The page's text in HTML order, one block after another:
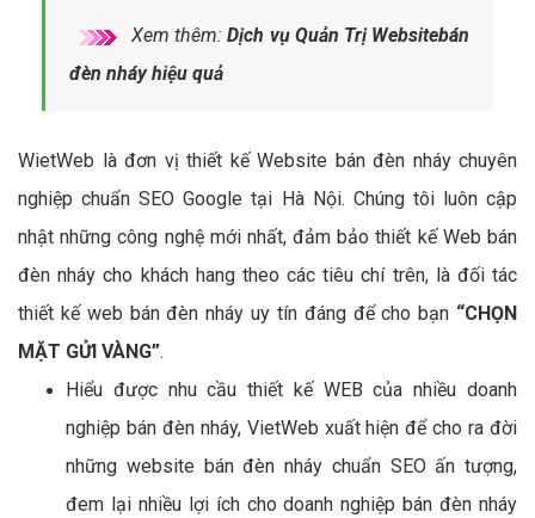
Xem thêm:Dịch vụ Quản Trị Websitebán
đèn nháy hiệu quả
WietWeb là đơn vị thiết kế Website bán đèn nháy chuyên
nghiệp chuẩn SEO Google tại Hà Nội. Chúng tôi luôn cập
nhật những công nghệ mới nhất, đảm bảo thiết kế Web bán
đèn nháy cho khách hang theo các tiêu chí trên, là đối tác
thiết kế web bán đèn nháy uy tín đáng để cho bạn “CHỌN
MẶT GỬI VÀNG”.
Hiểu được nhu cầu thiết kế WEB của nhiều doanh
nghiệp bán đèn nháy, VietWeb xuất hiện để cho ra đời
những website bán đèn nháy chuẩn SEO ấn tượng,
đem lại nhiều lợi ích cho doanh nghiệp bán đèn nháy